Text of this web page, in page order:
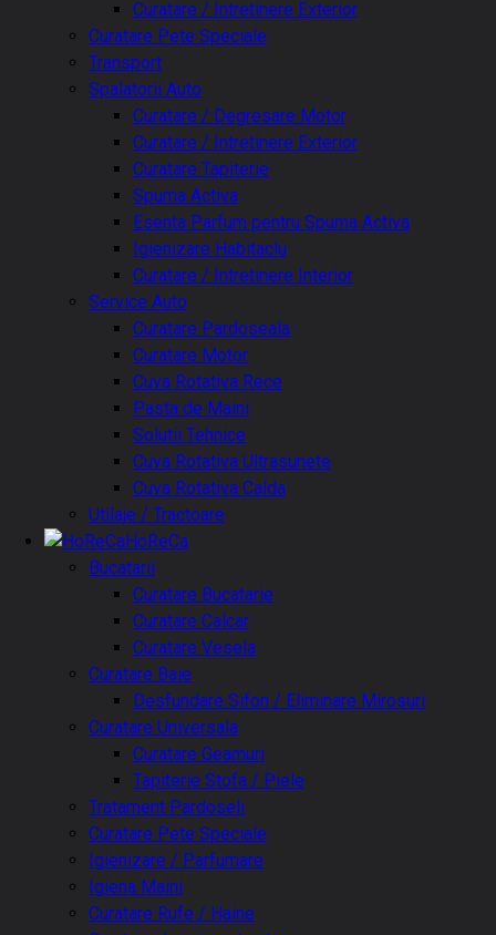
Curatare / Intretinere Exterior
Curatare Pete Speciale
Transport
Spalatorii Auto
Curatare / Degresare Motor
Curatare / Intretinere Exterior
Curatare Tapiterie
Spuma Activa
Esenta Parfum pentru Spuma Activa
Igienizare Habitaclu
Curatare / Intretinere Interior
Service Auto
Curatare Pardoseala
Curatare Motor
Cuva Rotativa Rece
Pasta de Maini
Solutii Tehnice
Cuva Rotativa Ultrasunete
Cuva Rotativa Calda
Utilaje / Tractoare
HoReCa
Bucatarii
Curatare Bucatarie
Curatare Calcar
Curatare Vesela
Curatare Baie
Desfundare Sifon / Eliminare Mirosuri
Curatare Universala
Curatare Geamuri
Tapiterie Stofa / Piele
Tratament Pardoseli
Curatare Pete Speciale
Igienizare / Parfumare
Igiena Maini
Curatare Rufe / Haine